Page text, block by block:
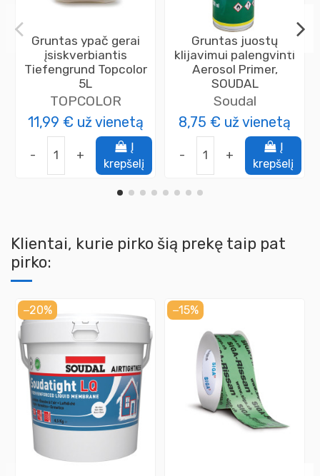
Gruntas ypač gerai
įsiskverbiantis
Tiefengrund Topcolor
5L
TOPCOLOR
11,99 € už vienetą
- +
Į
krepšelį
Gruntas juostų
klijavimui palengvinti
Aerosol Primer,
SOUDAL
Soudal
8,75 € už vienetą
- +
Į
krepšelį
Klientai, kurie pirko šią prekę taip pat
pirko:
−20% −15%